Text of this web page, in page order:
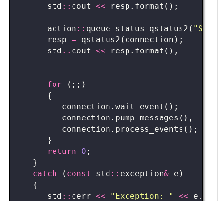
std :: cout << resp . format ();
action :: queue_status qstatus2 (
resp = qstatus2 ( connection );
std :: cout << resp . format ();
for
(;;)
{
connection . wait_event ();
connection . pump_messages ();
connection . process_events ();
}
return
0 ;
}
catch
( const std :: exception& e )
{
std :: cerr << "Exception: " << e .